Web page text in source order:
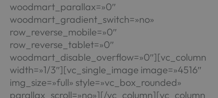
woodmart_parallax=»0″
woodmart_gradient_switch=»no»
row_reverse_mobile=»0″
row_reverse_tablet=»0″
woodmart_disable_overflow=»0″][vc_column
width=»1/3″][vc_single_image image=»4516″
img_size=»full» style=»vc_box_rounded»
parallax_scroll=»no»][/vc_column][vc_column